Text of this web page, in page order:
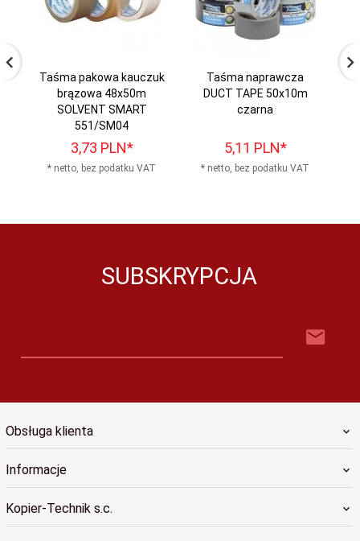
Taśma pakowa kauczuk
brązowa 48x50m
SOLVENT SMART
551/SM04
3,73 PLN*
* netto, bez podatku VAT
Taśma naprawcza
DUCT TAPE 50x10m
czarna
5,11 PLN*
* netto, bez podatku VAT
SUBSKRYPCJA
Obsługa klienta
Informacje
Kopier-Technik s.c.